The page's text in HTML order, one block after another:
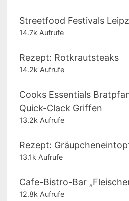
Streetfood Festivals
14.7k Aufrufe
Rezept: Rotkrautsteaks
14.2k Aufrufe
Cooks Essentials
Quick-Clack Griffen
13.2k Aufrufe
Rezept:
13.1k Aufrufe
Cafe-Bistro-Bar
12.8k Aufrufe